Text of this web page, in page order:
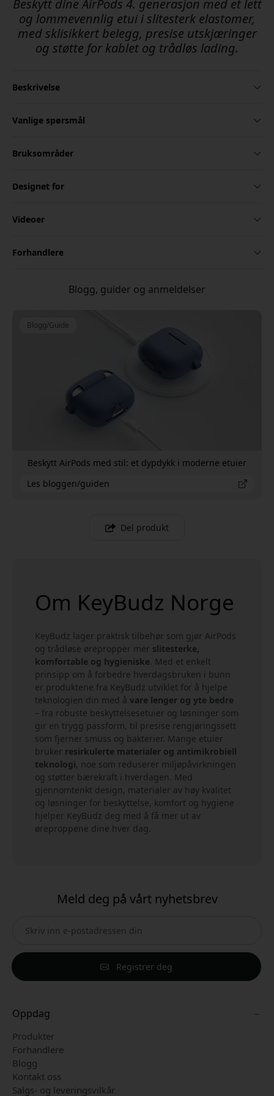
Beskytt dine AirPods 4. generasjon med et lett
og lommevennlig etui i slitesterk elastomer,
med sklisikkert belegg, presise utskjæringer
og støtte for kablet og trådløs lading.
Beskrivelse
Vanlige spørsmål
Bruksområder
Designet for
Videoer
Forhandlere
Blogg, guider og anmeldelser
Blogg/Guide
Beskytt AirPods med stil: et dypdykk i moderne etuier
Les bloggen/guiden
Del produkt
Om KeyBudz Norge
KeyBudz lager praktisk tilbehør som gjør AirPods
og trådløse ørepropper mer slitesterke,
komfortable og hygieniske. Med et enkelt
prinsipp om å forbedre hverdagsbruken i bunn
er produktene fra KeyBudz utviklet for å hjelpe
teknologien din med å vare lenger og yte bedre
– fra robuste beskyttelsesetuier og løsninger som
gir en trygg passform, til presise rengjøringssett
som fjerner smuss og bakterier. Mange etuier
bruker resirkulerte materialer og antimikrobiell
teknologi, noe som reduserer miljøpåvirkningen
og støtter bærekraft i hverdagen. Med
gjennomtenkt design, materialer av høy kvalitet
og løsninger for beskyttelse, komfort og hygiene
hjelper KeyBudz deg med å få mer ut av
øreproppene dine hver dag.
Meld deg på vårt nyhetsbrev
Registrer deg
Oppdag
Produkter
Forhandlere
Blogg
Kontakt oss
Salgs- og leveringsvilkår